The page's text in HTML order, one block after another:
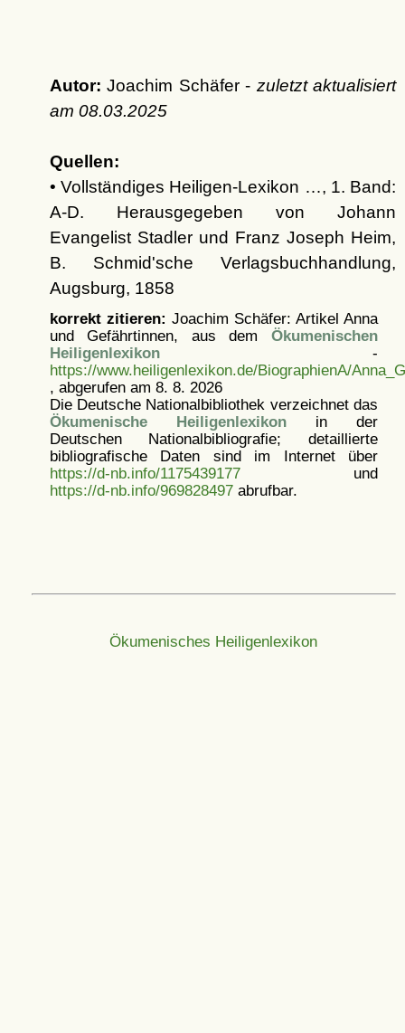
Autor: Joachim Schäfer - zuletzt aktualisiert
am 08.03.2025
Quellen:
• Vollständiges Heiligen-Lexikon …, 1. Band:
A-D. Herausgegeben von Johann
Evangelist Stadler und Franz Joseph Heim,
B. Schmid'sche Verlagsbuchhandlung,
Augsburg, 1858
korrekt zitieren: Joachim Schäfer: ArtikelAnna
und Gefährtinnen, aus dem Ökumenischen
Heiligenlexikon-
https://www.heiligenlexikon.de/BiographienA/
, abgerufen am 8. 8. 2026
Die Deutsche Nationalbibliothek verzeichnet das
Ökumenische Heiligenlexikonin der
Deutschen Nationalbibliografie; detaillierte
bibliografische Daten sind im Internet über
https://d-nb.info/1175439177und
https://d-nb.info/969828497abrufbar.
Ökumenisches Heiligenlexikon